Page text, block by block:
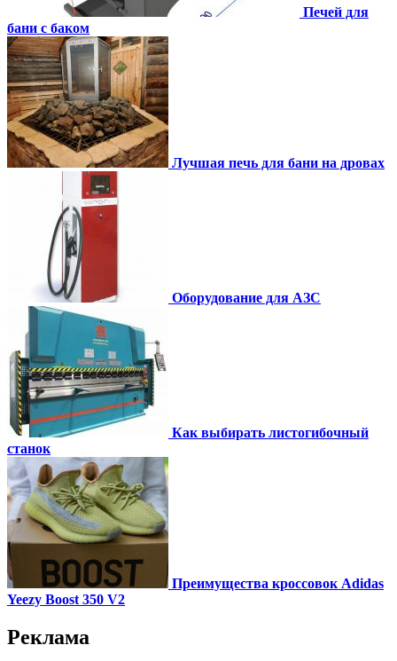
Печей для
бани с баком
Лучшая печь для бани на дровах
Оборудование для АЗС
Как выбирать листогибочный
станок
Преимущества кроссовок Adidas
Yeezy Boost 350 V2
Реклама